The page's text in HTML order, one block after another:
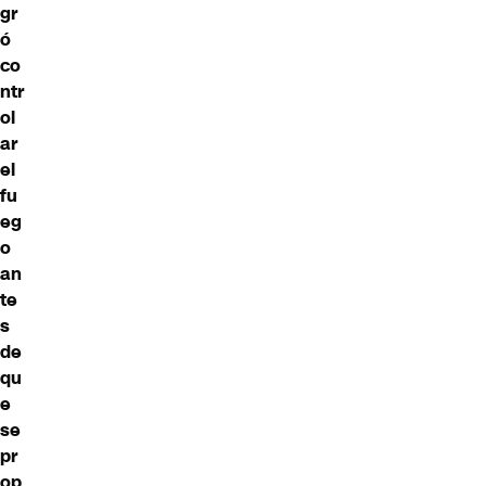
gr
ó
co
ntr
ol
ar
el
fu
eg
o
an
te
s
de
qu
e
se
pr